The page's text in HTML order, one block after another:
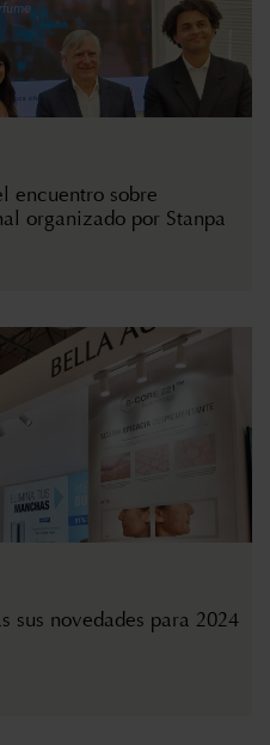
encuentro sobre
organizado por Stanpa
sus novedades para 2024